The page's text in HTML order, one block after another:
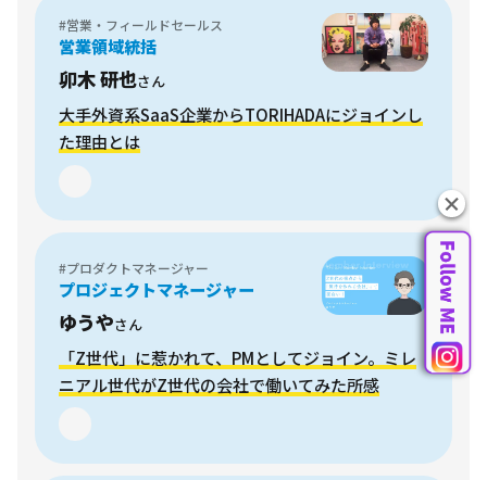
#営業・フィールドセールス
営業領域統括
卯木 研也さん
大手外資系SaaS企業からTORIHADAにジョインし
た理由とは
#プロダクトマネージャー
プロジェクトマネージャー
ゆうやさん
「Z世代」に惹かれて、PMとしてジョイン。ミレ
ニアル世代がZ世代の会社で働いてみた所感